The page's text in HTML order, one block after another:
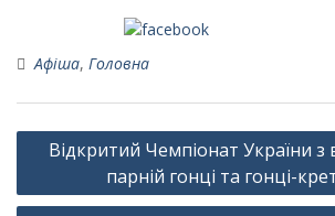
Поширити на
Афіша, Головна
Навігація
записів
Відкритий Чемпіонат України з
парній гонці та гонці-